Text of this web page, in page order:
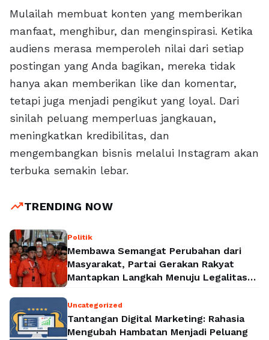
Mulailah membuat konten yang memberikan
manfaat, menghibur, dan menginspirasi. Ketika
audiens merasa memperoleh nilai dari setiap
postingan yang Anda bagikan, mereka tidak
hanya akan memberikan like dan komentar,
tetapi juga menjadi pengikut yang loyal. Dari
sinilah peluang memperluas jangkauan,
meningkatkan kredibilitas, dan
mengembangkan bisnis melalui Instagram akan
terbuka semakin lebar.
trending_upTRENDING NOW
Politik
Membawa Semangat Perubahan dari
Masyarakat, Partai Gerakan Rakyat
Mantapkan Langkah Menuju Legalitas
Uncategorized
Tantangan Digital Marketing: Rahasia
Mengubah Hambatan Menjadi Peluang